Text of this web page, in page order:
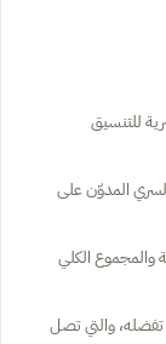
للتنسيق
المدوّن على
والمجموع الكلي
تفضله، والتي تصل